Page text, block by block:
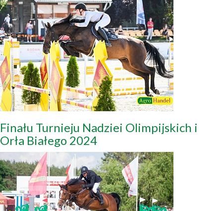
Finału Turnieju Nadziei Olimpijskich i
Orła Białego 2024